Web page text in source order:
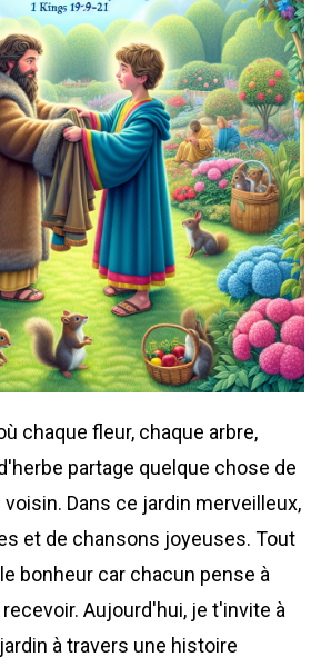
chaque fleur, chaque arbre,
partage quelque chose de
Dans ce jardin merveilleux,
et de chansons joyeuses. Tout
bonheur car chacun pense à
Aujourd'hui, je t'invite à
à travers une histoire